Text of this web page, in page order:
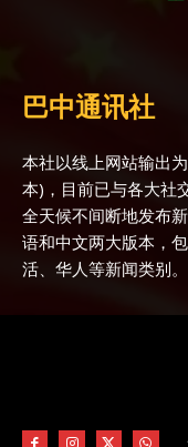
巴中通讯社
本社以线上网站输出
本)，目前已与各大社
全天候不间断地发布
语和中文两大版本，
活、华人等新闻类别。